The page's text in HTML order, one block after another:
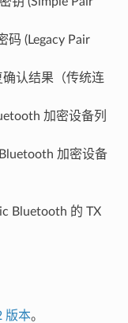
码 (Legacy Pair
认结果（传统连
加密设备列
加密设备
Bluetooth 的 TX
版本。